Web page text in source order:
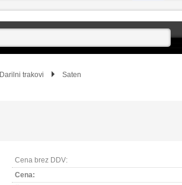
Darilni trakovi
Saten
Cena brez DDV:
Cena: